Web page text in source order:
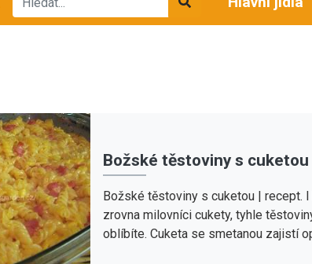
Božské těstoviny s
Božské těstoviny s cuketou | recept.
zrovna milovníci cukety, tyhle
oblíbíte. Cuketa se smetanou zajistí